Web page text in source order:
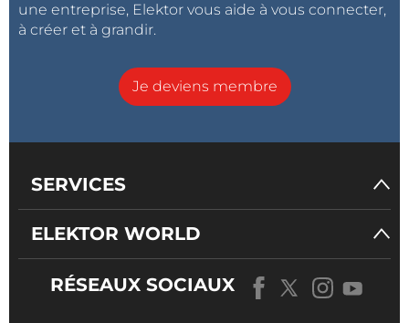
une entreprise, Elektor vous aide à vous connecter,
à créer et à grandir.
Je deviens membre
SERVICES
ELEKTOR WORLD
RÉSEAUX SOCIAUX